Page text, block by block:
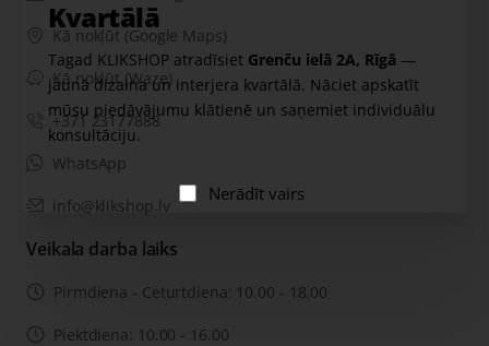
Kvartālā
Tagad KLIKSHOP atradīsiet Grenču ielā 2A, Rīgā —
jaunā dizaina un interjera kvartālā. Nāciet apskatīt
mūsu piedāvājumu klātienē un saņemiet individuālu
konsultāciju.
Nerādīt vairs
Kā nokļūt (Google Maps)
Kā nokļūt (Waze)
+371 23177888
WhatsApp
info@klikshop.lv
Veikala darba laiks
Pirmdiena - Ceturtdiena: 10.00 - 18.00
Piektdiena: 10.00 - 16.00